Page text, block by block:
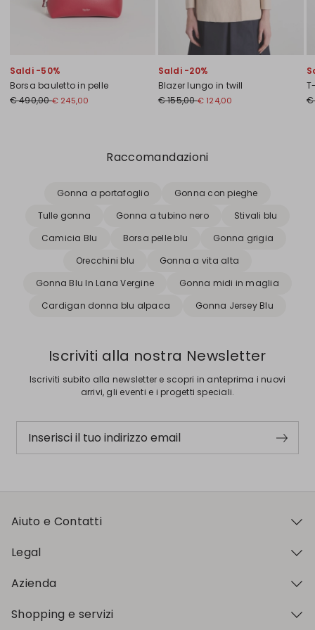
Saldi -50%
Borsa bauletto in pelle
€ 490,00€ 245,00
Saldi -20%
Blazer lungo in twill
€ 155,00€ 124,00
€
Raccomandazioni
Gonna a portafoglio
Gonna con pieghe
Tulle gonna
Gonna a tubino nero
Stivali blu
Camicia Blu
Borsa pelle blu
Gonna grigia
Orecchini blu
Gonna a vita alta
Gonna Blu In Lana Vergine
Gonna midi in maglia
Cardigan donna blu alpaca
Gonna Jersey Blu
Iscriviti alla nostra Newsletter
Iscriviti subito alla newsletter e scopri in anteprima i nuovi
arrivi, gli eventi e i progetti speciali.
Inserisci il tuo indirizzo email
Aiuto e Contatti
Legal
Azienda
Shopping e servizi